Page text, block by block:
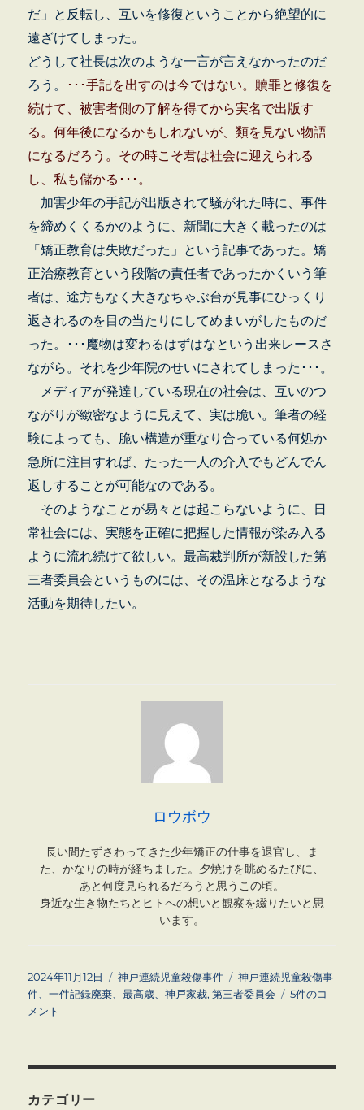
だ」と反転し、互いを修復ということから絶望的に
遠ざけてしまった。
どうして社長は次のような一言が言えなかったのだ
ろう。
･･･手記を出すのは今ではない。贖罪と修復を
続けて、被害者側の了解を得てから実名で出版す
る。何年後になるかもしれないが、類を見ない物語
になるだろう。その時こそ君は社会に迎えられる
し、私も儲かる･･･。
加害少年の手記が出版されて騒がれた時に、事件
を締めくくるかのように、新聞に大きく載ったのは
「矯正教育は失敗だった」という記事であった。矯
正治療教育という段階の責任者であったかくいう筆
者は、途方もなく大きなちゃぶ台が見事にひっくり
返されるのを目の当たりにしてめまいがしたものだ
った。･･･魔物は変わるはずはなという出来レースさ
ながら。それを少年院のせいにされてしまった ･･･。
メディアが発達している現在の社会は、互いのつ
ながりが緻密なように見えて、実は脆い。筆者の経
験によっても、脆い構造が重なり合っている何処か
急所に注目すれば、たった一人の介入でもどんでん
返しすることが可能なのである。
そのようなことが易々とは起こらないように、日
常社会には、実態を正確に把握した情報が染み入る
ように流れ続けて欲しい。最高裁判所が新設した第
三者委員会というものには、その温床となるような
活動を期待したい。
ロウボウ
長い間たずさわってきた少年矯正の仕事を退官し、ま
た、かなりの時が経ちました。夕焼けを眺めるたびに、
あと何度見られるだろうと思うこの頃。
身近な生き物たちとヒトへの想いと観察を綴りたいと思
います。
投
稿
日:
2024年11月12日
カ
テ
神戸連続児童殺傷事件
タ
グ
神戸連続児童殺傷事
件、一件記録廃棄、最高歳、神戸家裁,第三者委員会
神
5件のコ
メント
カテゴリー